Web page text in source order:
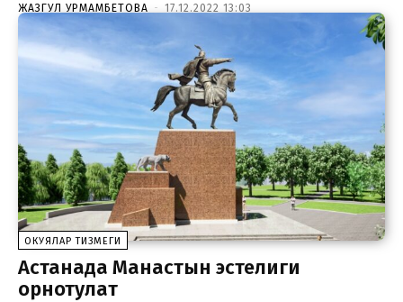
ЖАЗГУЛ УРМАМБЕТОВА - 17.12.2022 13:03
ОКУЯЛАР ТИЗМЕГИ
Астанада Манастын эстелиги
орнотулат